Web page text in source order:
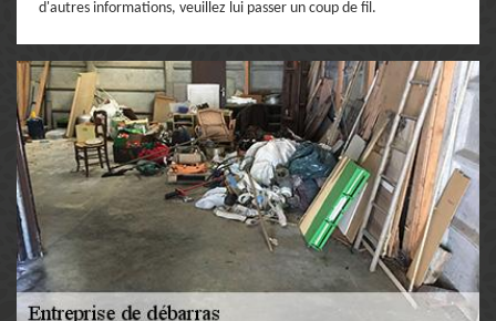
d'autres informations, veuillez lui passer un coup de fil.